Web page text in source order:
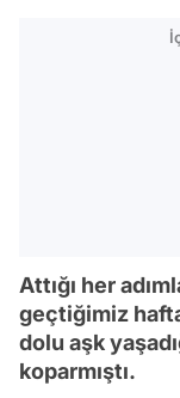
Attığı her
geçtiğimiz
dolu aşk
koparmıştı.